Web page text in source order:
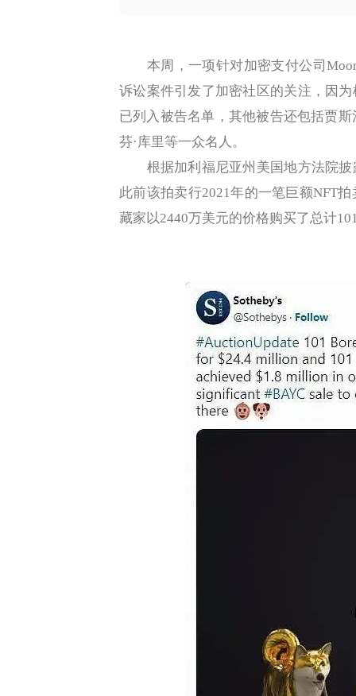
本周，一项针对加密支付公司
诉讼案件引发了加密社区的关注，因
已列入被告名单，其他被告还包括贾
芬·库里等一众名人。
根据加利福尼亚州美国地方法院披
此前该拍卖行2021年的一笔巨额NFT
藏家以2440万美元的价格购买了总计